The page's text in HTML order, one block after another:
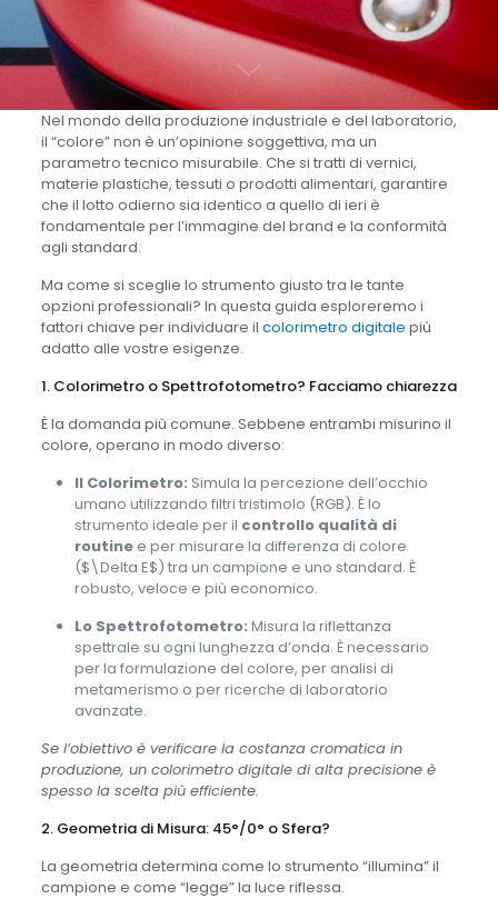
Nel mondo della produzione industriale e del laboratorio,
il “colore” non è un’opinione soggettiva, ma un
parametro tecnico misurabile. Che si tratti di vernici,
materie plastiche, tessuti o prodotti alimentari, garantire
che il lotto odierno sia identico a quello di ieri è
fondamentale per l’immagine del brand e la conformità
agli standard.
Ma come si sceglie lo strumento giusto tra le tante
opzioni professionali? In questa guida esploreremo i
fattori chiave per individuare il colorimetro digitale più
adatto alle vostre esigenze.
1. Colorimetro o Spettrofotometro? Facciamo chiarezza
È la domanda più comune. Sebbene entrambi misurino il
colore, operano in modo diverso:
Il Colorimetro: Simula la percezione dell’occhio
umano utilizzando filtri tristimolo (RGB). È lo
strumento ideale per il controllo qualità di
routinee per misurare la differenza di colore
($\Delta E$) tra un campione e uno standard. È
robusto, veloce e più economico.
Lo Spettrofotometro: Misura la riflettanza
spettrale su ogni lunghezza d’onda. È necessario
per la formulazione del colore, per analisi di
metamerismo o per ricerche di laboratorio
avanzate.
Se l’obiettivo è verificare la costanza cromatica in
produzione, un colorimetro digitale di alta precisione è
spesso la scelta più efficiente.
2. Geometria di Misura: 45°/0° o Sfera?
La geometria determina come lo strumento “illumina” il
campione e come “legge” la luce riflessa.